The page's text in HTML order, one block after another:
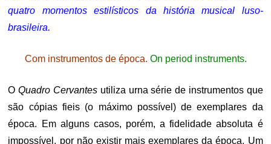
quatro momentos estilísticos da história musical luso-
brasileira.
Com instrumentos de época. On period instruments.
OQuadro Cervantesutiliza urna série de instrumentos que
são cópias fieis (o máximo possível) de exemplares da
época. Em alguns casos, porém, a fidelidade absoluta é
impossível, por não existir mais exemplares da época. Um